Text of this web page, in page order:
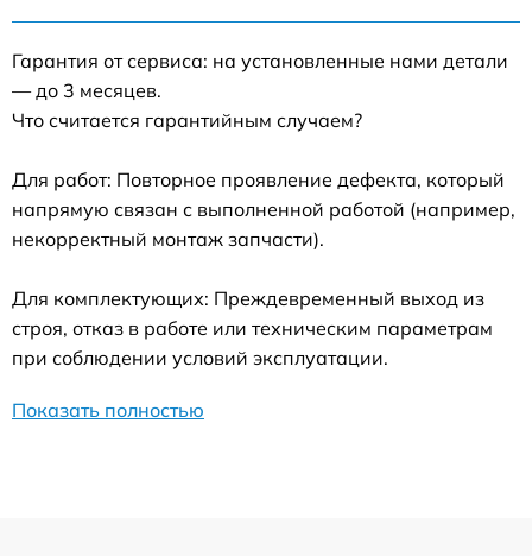
Гарантия от сервиса: на установленные нами детали
— до 3 месяцев.
Что считается гарантийным случаем?
Для работ: Повторное проявление дефекта, который
напрямую связан с выполненной работой (например,
некорректный монтаж запчасти).
Для комплектующих: Преждевременный выход из
строя, отказ в работе или техническим параметрам
при соблюдении условий эксплуатации.
Показать полностью